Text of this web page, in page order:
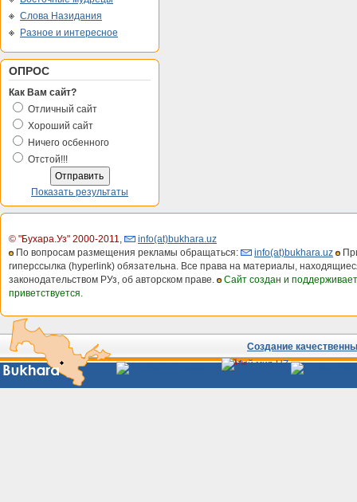
Слова Назидания
Разное и интересное
ОПРОС
Как Вам сайт?
Отличный сайт
Хороший сайт
Ничего осбенного
Отстой!!!
Показать результаты
© "Бухара.Уз" 2000-2011,
info(at)bukhara.uz
По вопросам размещения рекламы обращаться:
info(at)bukhara.uz
гиперссылка (hyperlink) обязательна. Все права на материалы,
законодательством РУз, об авторском праве.
Сайт создан и
приветствуется.
Создание
Сайты
Узбекистана